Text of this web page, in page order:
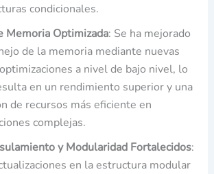
condicionales.
Memoria Optimizada: Se ha mejorado
de la memoria mediante nuevas
a nivel de bajo nivel, lo
en un rendimiento superior y una
de recursos más eficiente en
complejas.
y Modularidad Fortalecidos:
en la estructura modular